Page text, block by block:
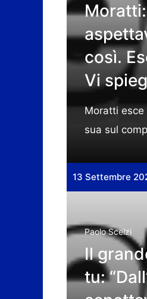
così.
Vi
Moratti
sua sul
13 Settembre
Paolo Scelzi
Il
tu: